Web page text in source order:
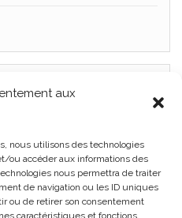
aux
nous utilisons des technologies
ou accéder aux informations des
nous permettra de traiter
de navigation ou les ID uniques
ou de retirer son consentement
caractéristiques et fonctions.
Politique